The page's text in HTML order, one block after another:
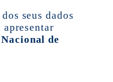
seus dados
de